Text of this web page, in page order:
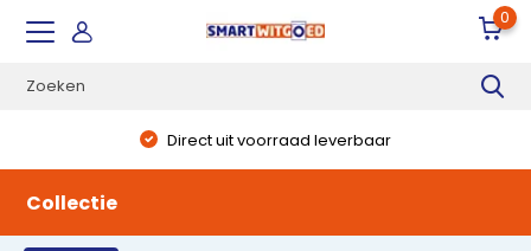
0
Direct uit voorraad leverbaar
Collectie